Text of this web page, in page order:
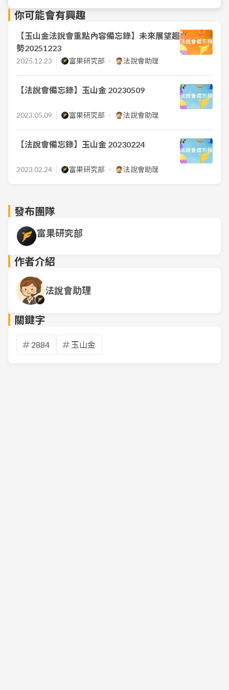
你可能會有興趣
【玉山金法說會重點內容備忘錄】未來展望趨
勢20251223
2025.12.23 富果研究部 法說會助理
【法說會備忘錄】玉山金 20230509
2023.05.09 富果研究部 法說會助理
【法說會備忘錄】玉山金 20230224
2023.02.24 富果研究部 法說會助理
發布團隊
富果研究部
作者介紹
法說會助理
關鍵字
2884 玉山金